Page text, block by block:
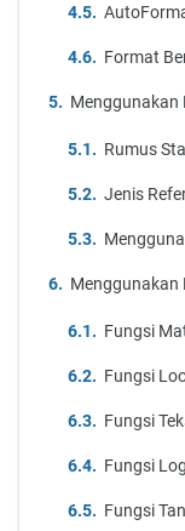
Format
Menggunakan
Rumus
Jenis
Menggunakan
Fungsi
Fungsi
Fungsi
Fungsi
Fungsi